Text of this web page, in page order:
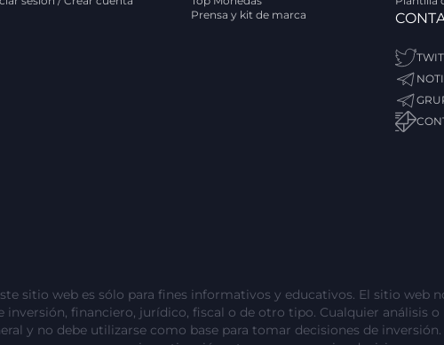
Prensa y kit de marca
sitio web es sólo para fines informativos y educativos. El sitio web
inversión, financiero, jurídico, fiscal o de otro tipo. Cualquier análisis
y no debe utilizarse como base para tomar decisiones de